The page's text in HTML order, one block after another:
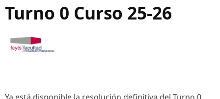
Turno 0 Curso 25-26
Ya está disponible la resolución definitiva del Turno 0